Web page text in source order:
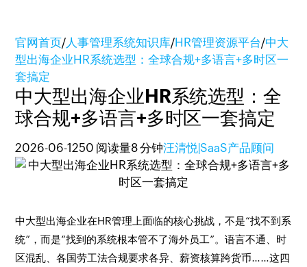
官网首页/人事管理系统知识库/HR管理资源平台/中大
型出海企业HR系统选型：全球合规+多语言+多时区一
套搞定
中大型出海企业HR系统选型：全
球合规+多语言+多时区一套搞定
2026-06-1250 阅读量8 分钟汪清悦|SaaS产品顾问
中大型出海企业在HR管理上面临的核心挑战，不是“找不到系
统”，而是“找到的系统根本管不了海外员工”。语言不通、时
区混乱、各国劳工法合规要求各异、薪资核算跨货币……这四